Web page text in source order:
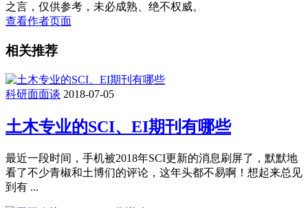
之言，仅供参考，未必成熟、绝不权威。
查看作者页面
相关推荐
科研面面谈 2018-07-05
土木专业的SCI、EI期刊有哪些
最近一段时间，手机被2018年SCI更新的消息刷屏了，默默地
看了不少青椒和土博们的评论，这年头都不易啊！想起来总见
到有 ...